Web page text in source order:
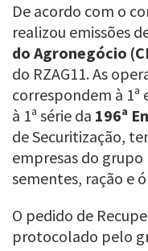
De acordo com o
realizou emissões
do Agronegócio
do RZAG11. As
correspondem à 1ª
à 1ª série da 196ª
de Securitização,
empresas do
sementes, ração e
O pedido de
protocolado pelo